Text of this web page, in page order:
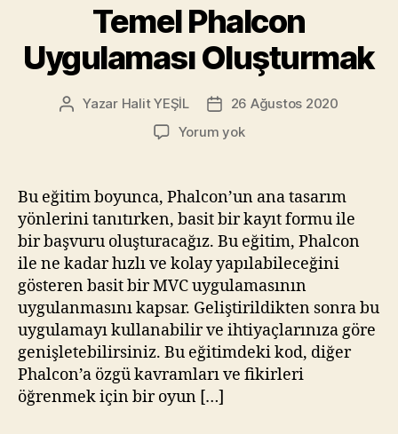
Temel Phalcon
Uygulaması Oluşturmak
Yazının
Yazar Halit YEŞİL
Yazı
tarihi
26 Ağustos 2020
Yorum yokTemel
Oluşturmak
Bu eğitim boyunca, Phalcon’un ana tasarım
yönlerini tanıtırken, basit bir kayıt formu ile
bir başvuru oluşturacağız. Bu eğitim, Phalcon
ile ne kadar hızlı ve kolay yapılabileceğini
gösteren basit bir MVC uygulamasının
uygulanmasını kapsar. Geliştirildikten sonra bu
uygulamayı kullanabilir ve ihtiyaçlarınıza göre
genişletebilirsiniz. Bu eğitimdeki kod, diğer
Phalcon’a özgü kavramları ve fikirleri
öğrenmek için bir oyun […]